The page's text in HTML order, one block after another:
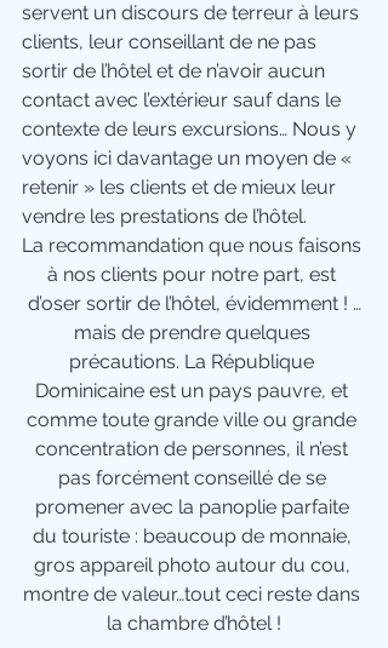
servent un discours de terreur à leurs
clients, leur conseillant de ne pas
sortir de l’hôtel et de n’avoir aucun
contact avec l’extérieur sauf dans le
contexte de leurs excursions… Nous y
voyons ici davantage un moyen de «
retenir » les clients et de mieux leur
vendre les prestations de l’hôtel.
La recommandation que nous faisons
à nos clients pour notre part, est
d’oser sortir de l’hôtel, évidemment ! …
mais de prendre quelques
précautions. La République
Dominicaine est un pays pauvre, et
comme toute grande ville ou grande
concentration de personnes, il n’est
pas forcément conseillé de se
promener avec la panoplie parfaite
du touriste : beaucoup de monnaie,
gros appareil photo autour du cou,
montre de valeur…tout ceci reste dans
la chambre d’hôtel !